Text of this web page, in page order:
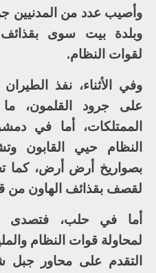
وأصيب عدد من المدنيين
وبلدة بيت سوى بقذائف
لقوات النظام.
وفي الأثناء، نفذ
على جرود القلمون،
الممتلكات، أما في
النظام حيي القابون
بصواريخ أرض أرض،
لقصف بقذائف الهاون من
أما في حلب، فتصدى
لمحاولة قوات النظام
التقدم على محاور جبل